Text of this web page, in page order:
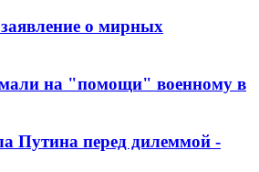
о мирных
на "помощи" военному в
Путина перед дилеммой -